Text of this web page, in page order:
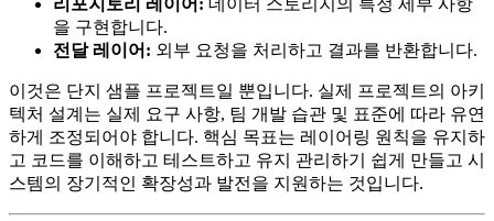
을 구현합니다.
전달 레이어: 외부 요청을 처리하고 결과를 반환합니다.
이것은 단지 샘플 프로젝트일 뿐입니다. 실제 프로젝트의 아키
텍처 설계는 실제 요구 사항, 팀 개발 습관 및 표준에 따라 유연
하게 조정되어야 합니다. 핵심 목표는 레이어링 원칙을 유지하
고 코드를 이해하고 테스트하고 유지 관리하기 쉽게 만들고 시
스템의 장기적인 확장성과 발전을 지원하는 것입니다.